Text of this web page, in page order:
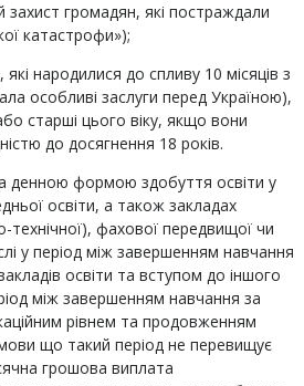
захист громадян, які постраждали
катастрофи»);
які народилися до спливу 10 місяців з
особливі заслуги перед Україною),
старші цього віку, якщо вони
до досягнення 18 років.
денною формою здобуття освіти у
освіти, а також закладах
технічної), фахової передвищої чи
у період між завершенням навчання
освіти та вступом до іншого
між завершенням навчання за
рівнем та продовженням
що такий період не перевищує
грошова виплата